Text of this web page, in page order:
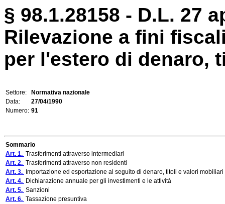
§ 98.1.28158 - D.L. 27
Rilevazione a fini
per l'estero di denaro,
Settore:
Normativa nazionale
Data:
27/04/1990
Numero: 91
Sommario
Art. 1. Trasferimenti attraverso intermediari
Art. 2. Trasferimenti attraverso non residenti
Art. 3.
Importazione ed esportazione al seguito di denaro, titoli e valori mobiliari
Art. 4. Dichiarazione annuale per gli investimenti e le attività
Art. 5. Sanzioni
Art. 6. Tassazione presuntiva